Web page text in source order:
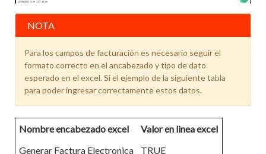
NOTA
Para los campos de facturación es necesario seguir el
formato correcto en el ancabezado y tipo de dato
esperado en el excel. Si el ejemplo de la siguiente tabla
para poder ingresar correctamente estos datos.
Nombre encabezado excel
Valor en linea excel
Generar Factura Electronica
TRUE